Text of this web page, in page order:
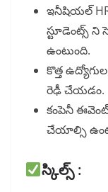
ఇనీషియల్
స్టూడెంట్స్
ఉంటుంది.
కొత్త
రెఢీ చేయడం.
కంపెనీ
చేయాల్సి
స్కిల్స్ :